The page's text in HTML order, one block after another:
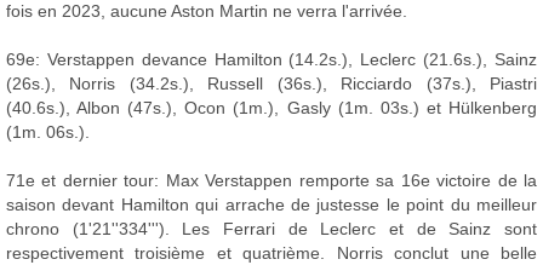
fois en 2023, aucune Aston Martin ne verra l'arrivée.
69e: Verstappen devance Hamilton (14.2s.), Leclerc (21.6s.), Sainz
(26s.), Norris (34.2s.), Russell (36s.), Ricciardo (37s.), Piastri
(40.6s.), Albon (47s.), Ocon (1m.), Gasly (1m. 03s.) et Hülkenberg
(1m. 06s.).
71e et dernier tour: Max Verstappen remporte sa 16e victoire de la
saison devant Hamilton qui arrache de justesse le point du meilleur
chrono (1'21''334'''). Les Ferrari de Leclerc et de Sainz sont
respectivement troisième et quatrième. Norris conclut une belle